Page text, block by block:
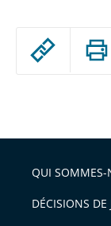
Passer
arriver
après
l'article
pour
QUI SOMMES-
DÉCISIONS DE